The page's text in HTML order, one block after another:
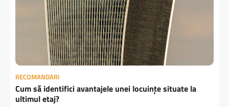
RECOMANDARI
Cum să identifici avantajele unei locuințe situate la
ultimul etaj?